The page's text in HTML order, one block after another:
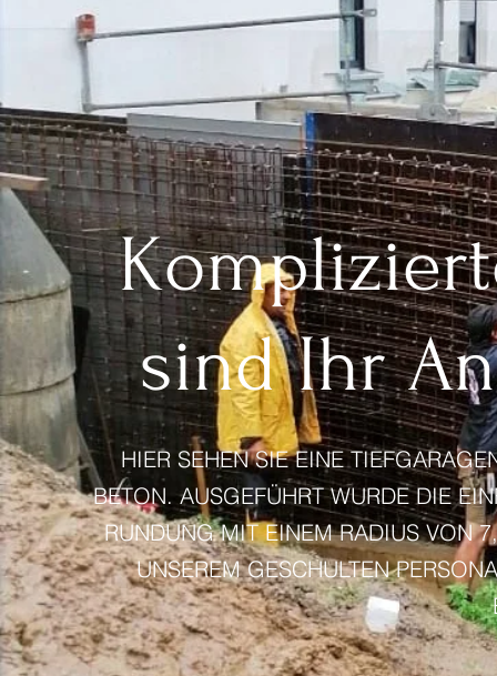
sind Ihr
HIER SEHEN SIE EINE
BETON. AUSGEFÜHRT WURDE DIE
RUNDUNG MIT EINEM RADIUS VON
UNSEREM GESCHULTEN